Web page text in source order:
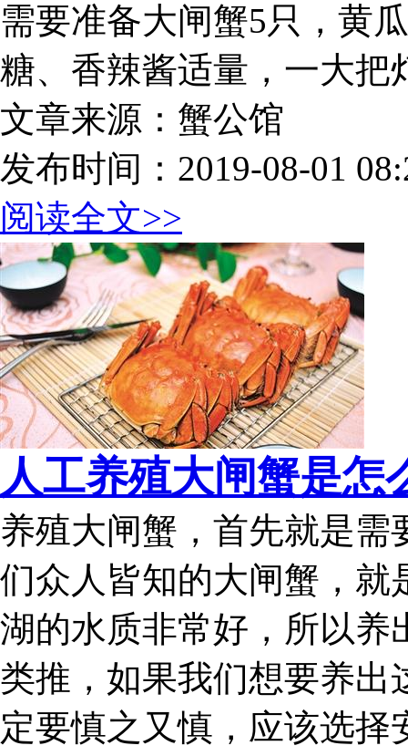
需要准备大闸蟹5只，黄
糖、香辣酱适量，一大
文章来源：蟹公馆
发布时间：2019-08-01
阅读全文>>
人工养殖大闸蟹是怎
养殖大闸蟹，首先就是
们众人皆知的大闸蟹，就
湖的水质非常好，所以养
类推，如果我们想要养出
定要慎之又慎，应该选